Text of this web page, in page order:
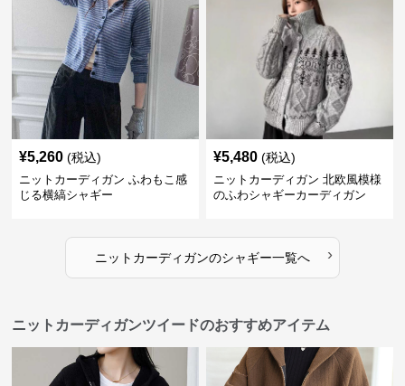
¥5,260 (税込)
ニットカーディガン ふわもこ感
じる横縞シャギー
¥5,480 (税込)
ニットカーディガン 北欧風模様
のふわシャギーカーディガン
ニットカーディガンのシャギー一覧へ ›
ニットカーディガンツイードのおすすめアイテム